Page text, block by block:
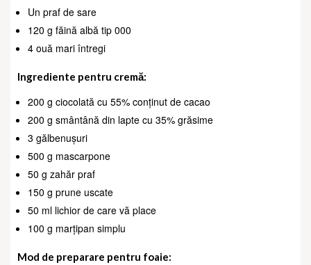
Un praf de sare
120 g făină albă tip 000
4 ouă mari întregi
Ingrediente pentru cremă:
200 g ciocolată cu 55% conținut de cacao
200 g smântână din lapte cu 35% grăsime
3 gălbenușuri
500 g mascarpone
50 g zahăr praf
150 g prune uscate
50 ml lichior de care vă place
100 g marțipan simplu
Mod de preparare pentru foaie: